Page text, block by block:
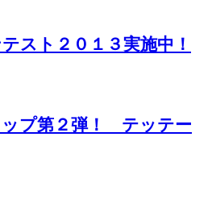
スト２０１３実施中！
ップ第２弾！ テッテー